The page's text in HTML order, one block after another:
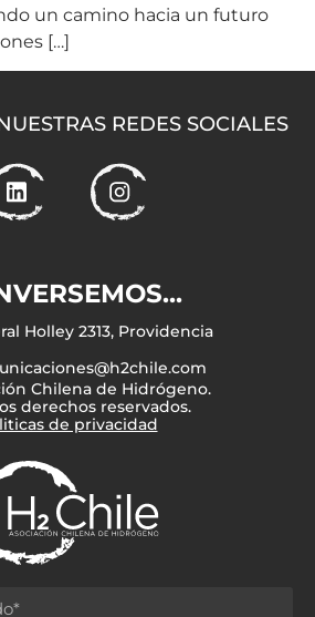
un camino hacia un futuro
[…]
REDES SOCIALES
Holley 2313, Providencia
Chilena de Hidrógeno.
derechos reservados.
de privacidad